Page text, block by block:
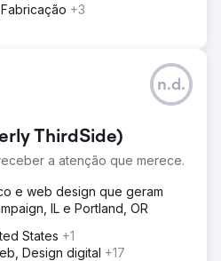
+3
ThirdSide)
a atenção que merece.
n.d.
e web design que geram
IL e Portland, OR
States +1
Design digital +17